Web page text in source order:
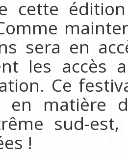
cette
sera en
les accès
Ce
en matière
sud-
!